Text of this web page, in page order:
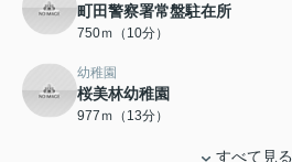
町田警察署常盤駐在所
750ｍ（10分）
幼稚園
桜美林幼稚園
977ｍ（13分）
すべて見る